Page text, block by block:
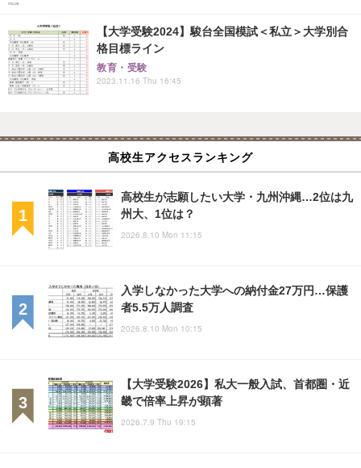
【大学受験2024】駿台全国模試＜私立＞大学別合
格目標ライン
教育・受験
2023.11.16 Thu 16:45
高校生アクセスランキング
高校生が志願したい大学・九州沖縄…2位は九
州大、1位は？
2026.8.10 Mon 11:15
入学しなかった大学への納付金27万円…保護
者5.5万人調査
2026.8.10 Mon 10:15
【大学受験2026】私大一般入試、首都圏・近
畿で倍率上昇が顕著
2026.7.9 Thu 19:15